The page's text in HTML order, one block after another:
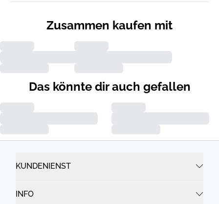
Zusammen kaufen mit
Das könnte dir auch gefallen
KUNDENIENST
INFO